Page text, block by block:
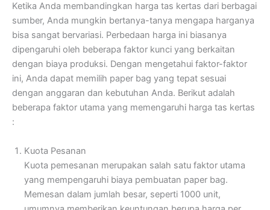
Ketika Anda membandingkan harga tas kertas dari berbagai
sumber, Anda mungkin bertanya-tanya mengapa harganya
bisa sangat bervariasi. Perbedaan harga ini biasanya
dipengaruhi oleh beberapa faktor kunci yang berkaitan
dengan biaya produksi. Dengan mengetahui faktor-faktor
ini, Anda dapat memilih paper bag yang tepat sesuai
dengan anggaran dan kebutuhan Anda. Berikut adalah
beberapa faktor utama yang memengaruhi harga tas kertas
:
Kuota Pesanan
Kuota pemesanan merupakan salah satu faktor utama
yang mempengaruhi biaya pembuatan paper bag.
Memesan dalam jumlah besar, seperti 1000 unit,